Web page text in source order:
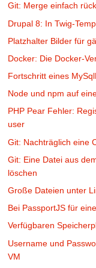
Git: Merge einfach
Drupal 8: In Twig-
Platzhalter Bilder für
Docker: Die Docker-
Fortschritt eines
Node und npm auf
PHP Pear Fehler:
user
Git: Nachträglich eine
Git: Eine Datei aus
löschen
Große Dateien unter
Bei PassportJS für
Verfügbaren
Username und
VM